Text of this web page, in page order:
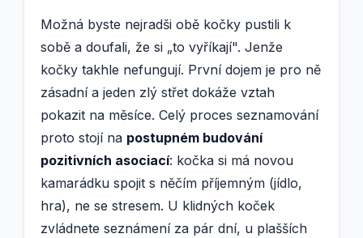
Možná byste nejradši obě kočky pustili k
sobě a doufali, že si „to vyříkají". Jenže
kočky takhle nefungují. První dojem je pro ně
zásadní a jeden zlý střet dokáže vztah
pokazit na měsíce. Celý proces seznamování
proto stojí na postupném budování
pozitivních asociací: kočka si má novou
kamarádku spojit s něčím příjemným (jídlo,
hra), ne se stresem. U klidných koček
zvládnete seznámení za pár dní, u plašších